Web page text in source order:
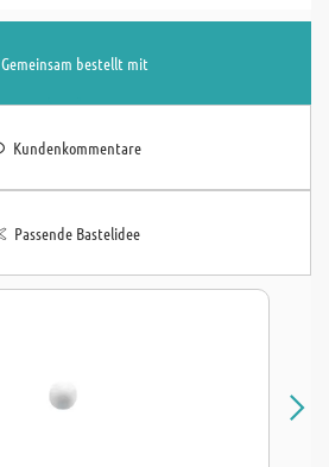
Gemeinsam bestellt mit
Kundenkommentare
Passende Bastelidee